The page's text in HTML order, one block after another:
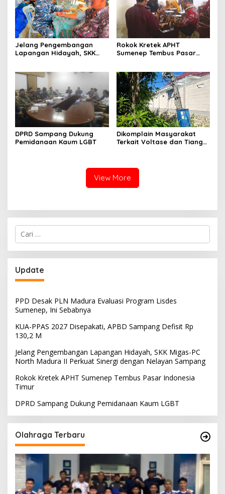
Jelang Pengembangan
Lapangan Hidayah, SKK
Nelayan Sampang
Rokok Kretek APHT
Sumenep Tembus Pasar
DPRD Sampang Dukung
Pemidanaan Kaum LGBT
Dikomplain Masyarakat
Terkait Voltase dan Tiang
View More
Cari
untuk:
Update
PPD Desak PLN Madura Evaluasi Program Lisdes
Sumenep, Ini Sebabnya
KUA-PPAS 2027 Disepakati, APBD Sampang Defisit Rp
130,2 M
Jelang Pengembangan Lapangan Hidayah, SKK Migas-PC
North Madura II Perkuat Sinergi dengan Nelayan Sampang
Rokok Kretek APHT Sumenep Tembus Pasar Indonesia
Timur
DPRD Sampang Dukung Pemidanaan Kaum LGBT
Olahraga Terbaru